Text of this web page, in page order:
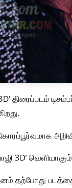
திரைப்படம்
3D’
தற்போது